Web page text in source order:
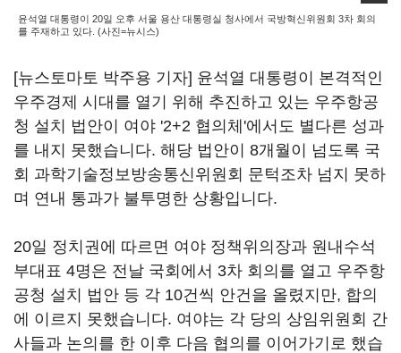
윤석열 대통령이 20일 오후 서울 용산 대통령실 청사에서 국방혁신위원회 3차 회의
를 주재하고 있다. (사진=뉴시스)
[뉴스토마토 박주용 기자] 윤석열 대통령이 본격적인
우주경제 시대를 열기 위해 추진하고 있는 우주항공
청 설치 법안이 여야 '2+2 협의체'에서도 별다른 성과
를 내지 못했습니다. 해당 법안이 8개월이 넘도록 국
회 과학기술정보방송통신위원회 문턱조차 넘지 못하
며 연내 통과가 불투명한 상황입니다.
20일 정치권에 따르면 여야 정책위의장과 원내수석
부대표 4명은 전날 국회에서 3차 회의를 열고 우주항
공청 설치 법안 등 각 10건씩 안건을 올렸지만, 합의
에 이르지 못했습니다. 여야는 각 당의 상임위원회 간
사들과 논의를 한 이후 다음 협의를 이어가기로 했습